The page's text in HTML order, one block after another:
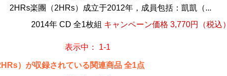
2HRs楽團（2HRs）成立于2012年，成員包括：凱凱（...
2014年 CD 全1枚組 キャンペーン価格 3,770円（税込）
表示中： 1-1
）が収録されている関連商品 全1点